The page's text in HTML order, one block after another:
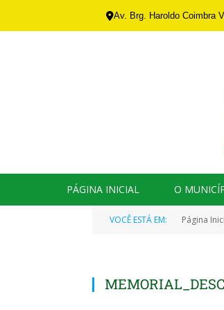
Av. Brg. Haroldo Coimbra
PÁGINA INICIAL O
VOCÊ ESTÁ EM: Página